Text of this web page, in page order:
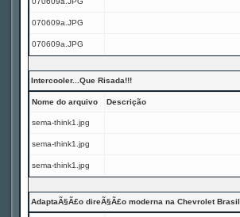
070609a.JPG
070609a.JPG
Intercooler...Que Risada!!!
Nome do arquivo Descrição
sema-think1.jpg
sema-think1.jpg
sema-think1.jpg
AdaptaÃ§Ã£o direÃ§Ã£o moderna na Chevrolet Brasil